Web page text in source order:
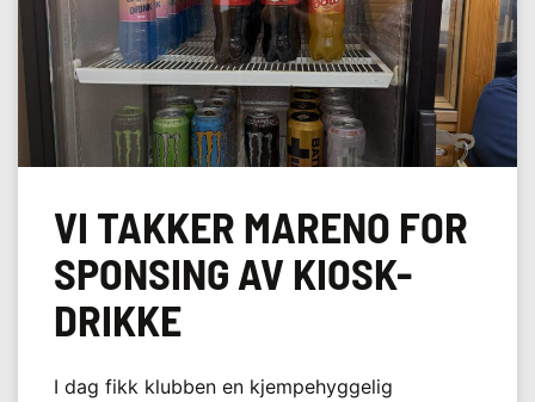
VI TAKKER MARENO FOR
SPONSING AV KIOSK-
DRIKKE
I dag fikk klubben en kjempehyggelig